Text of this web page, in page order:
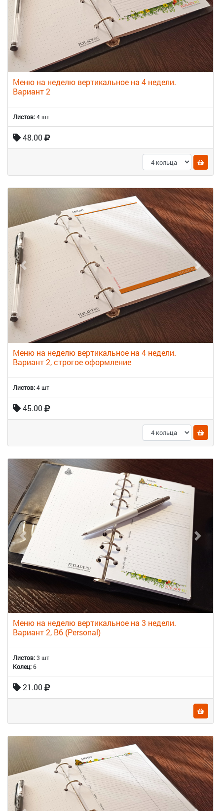
Меню на неделю вертикальное на 4 недели.
Вариант 2
Листов:4 шт
48.00
Меню на неделю вертикальное на 4 недели.
Вариант 2, строгое оформление
Листов:4 шт
45.00
Меню на неделю вертикальное на 3 недели.
Вариант 2, B6 (Personal)
Листов:3 шт
Колец:6
21.00